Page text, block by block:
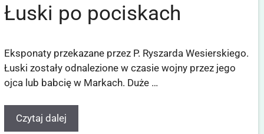
Łuski po pociskach
Eksponaty przekazane przez P. Ryszarda Wesierskiego.
Łuski zostały odnalezione w czasie wojny przez jego
ojca lub babcię w Markach. Duże …
Czytaj dalej